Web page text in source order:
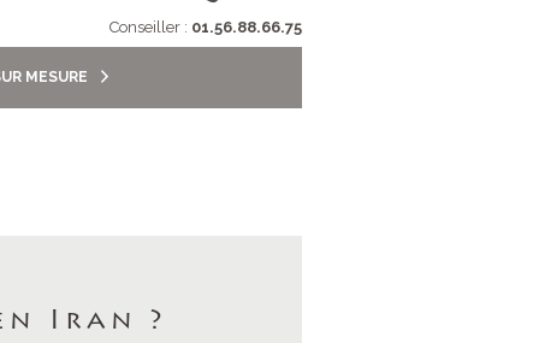
Conseiller : 01.56.88.66.75
MESURE
Iran ?